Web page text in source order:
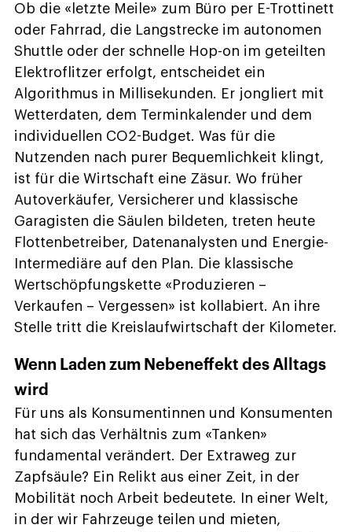
Ob die «letzte Meile» zum Büro per E-Trottinett
oder Fahrrad, die Langstrecke im autonomen
Shuttle oder der schnelle Hop-on im geteilten
Elektroflitzer erfolgt, entscheidet ein
Algorithmus in Millisekunden. Er jongliert mit
Wetterdaten, dem Terminkalender und dem
individuellen CO2-Budget. Was für die
Nutzenden nach purer Bequemlichkeit klingt,
ist für die Wirtschaft eine Zäsur. Wo früher
Autoverkäufer, Versicherer und klassische
Garagisten die Säulen bildeten, treten heute
Flottenbetreiber, Datenanalysten und Energie-
Intermediäre auf den Plan. Die klassische
Wertschöpfungskette «Produzieren –
Verkaufen – Vergessen» ist kollabiert. An ihre
Stelle tritt die Kreislaufwirtschaft der Kilometer.
Wenn Laden zum Nebeneffekt des Alltags
wird
Für uns als Konsumentinnen und Konsumenten
hat sich das Verhältnis zum «Tanken»
fundamental verändert. Der Extraweg zur
Zapfsäule? Ein Relikt aus einer Zeit, in der
Mobilität noch Arbeit bedeutete. In einer Welt,
in der wir Fahrzeuge teilen und mieten,